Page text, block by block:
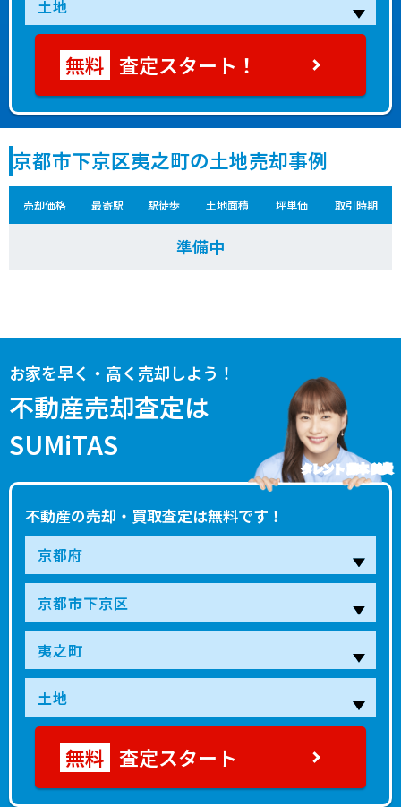
査定スタート！
京都市下京区夷之町の土地売却事例
売却価格 最寄駅 駅徒歩 土地面積 坪単価 取引時期
準備中
お家を早く・高く売却しよう！
不動産売却査定は
SUMiTAS
不動産の売却・買取査定は無料です！
タレント 藤本 美貴
査定スタート